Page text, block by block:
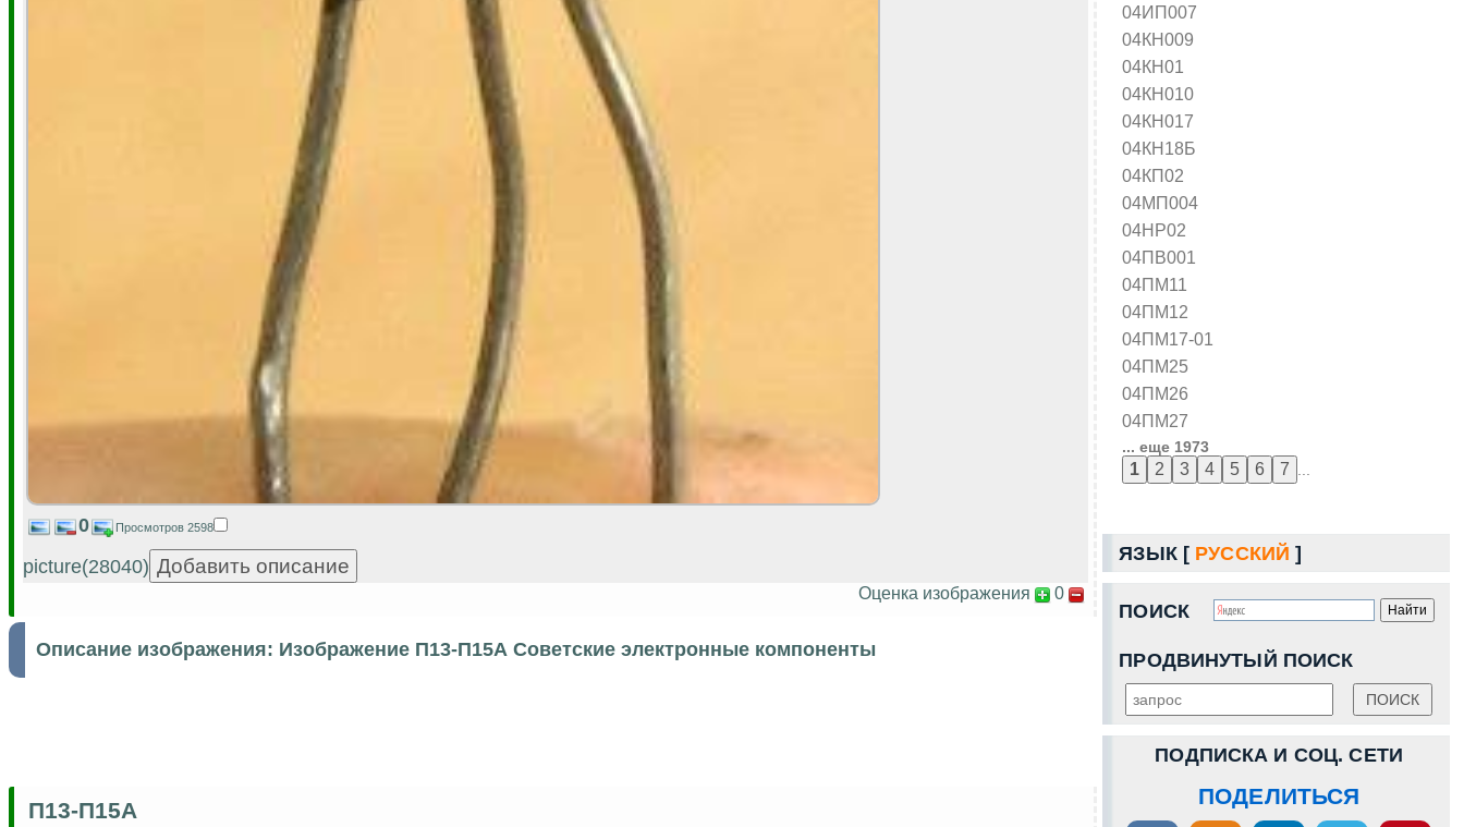
04ИП007
04КН009
04КН01
04КН010
04КН017
04КН18Б
04КП02
04МП004
04НР02
04ПВ001
04ПМ11
04ПМ12
04ПМ17-01
04ПМ25
04ПМ26
04ПМ27
... еще 1973
ЯЗЫК [ РУССКИЙ ]
ПОИСК
ПРОДВИНУТЫЙ ПОИСК
ПОДПИСКА И СОЦ. СЕТИ
ПОДЕЛИТЬСЯ
0 Просмотров 2598
picture(28040)
Оценка изображения 0
Описание изображения: Изображение П13-П15А Советские электронные компоненты
П13-П15А